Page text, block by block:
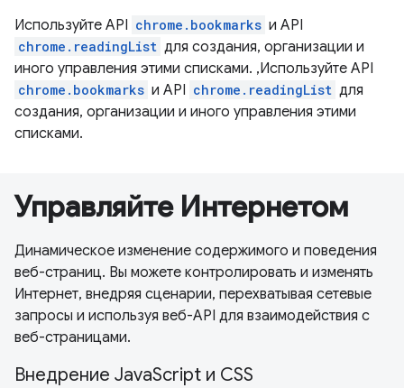
Используйте API chrome.bookmarks и API
chrome.readingList для создания, организации и
иного управления этими списками. ,Используйте API
chrome.bookmarks и API chrome.readingList для
создания, организации и иного управления этими
списками.
Управляйте Интернетом
Динамическое изменение содержимого и поведения
веб-страниц. Вы можете контролировать и изменять
Интернет, внедряя сценарии, перехватывая сетевые
запросы и используя веб-API для взаимодействия с
веб-страницами.
Внедрение JavaScript и CSS